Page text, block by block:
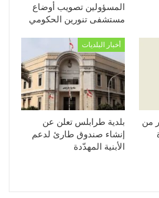
المسؤولين تصويب أوضاع
مستشفى تنورين الحكومي
من
أخبار البلديات
بلدية طرابلس تعلن عن
إنشاء صندوق طارئ لدعم
الأبنية المهدّدة